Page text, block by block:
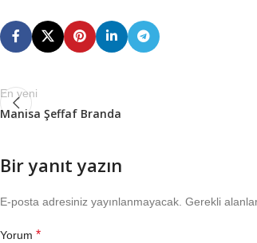
En yeni
Manisa Şeffaf Branda
Bir yanıt yazın
E-posta adresiniz yayınlanmayacak. Gerekli
Yorum *